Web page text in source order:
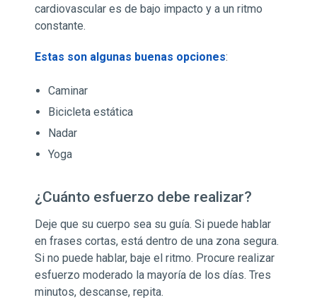
cardiovascular es de bajo impacto y a un ritmo
constante.
Estas son algunas buenas opciones:
Caminar
Bicicleta estática
Nadar
Yoga
¿Cuánto esfuerzo debe realizar?
Deje que su cuerpo sea su guía. Si puede hablar
en frases cortas, está dentro de una zona segura.
Si no puede hablar, baje el ritmo. Procure realizar
esfuerzo moderado la mayoría de los días. Tres
minutos, descanse, repita.